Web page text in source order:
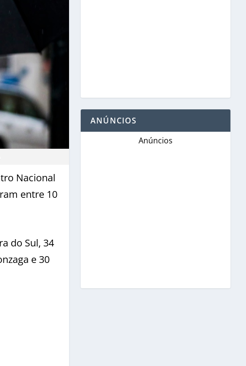
Nacional
entre 10
do Sul, 34
e 30
ANÚNCIOS
Anúncios